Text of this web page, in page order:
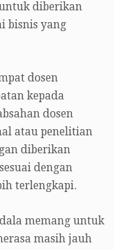
untuk diberikan
bisnis yang
dosen
kepada
dosen
atau penelitian
diberikan
dengan
terlengkapi.
memang untuk
masih jauh